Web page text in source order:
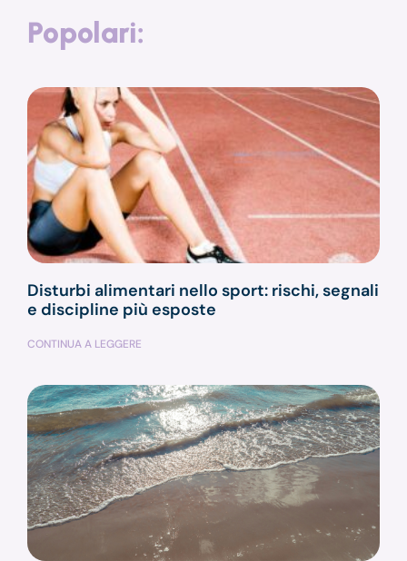
Popolari:
Disturbi alimentari nello sport: rischi, segnali
e discipline più esposte
CONTINUA A LEGGERE